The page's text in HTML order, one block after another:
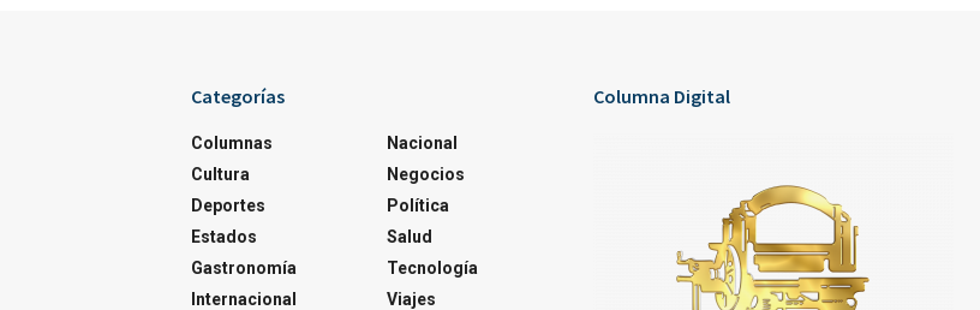
Categorías
Columnas
Cultura
Deportes
Estados
Gastronomía
Internacional
Nacional
Negocios
Política
Salud
Tecnología
Viajes
Columna Digital